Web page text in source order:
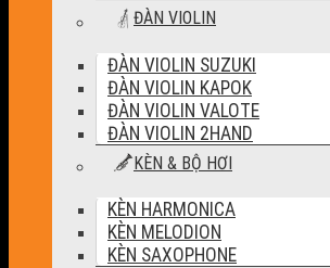
ĐÀN VIOLIN
ĐÀN VIOLIN SUZUKI
ĐÀN VIOLIN KAPOK
ĐÀN VIOLIN VALOTE
ĐÀN VIOLIN 2HAND
KÈN & BỘ HƠI
KÈN HARMONICA
KÈN MELODION
KÈN SAXOPHONE